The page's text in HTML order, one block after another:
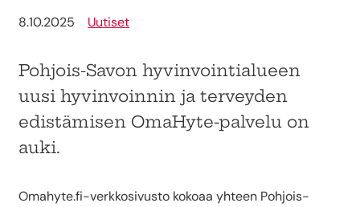
8.10.2025 Uutiset
Pohjois-Savon hyvinvointialueen
uusi hyvinvoinnin ja terveyden
edistämisen OmaHyte-palvelu on
auki.
Omahyte.fi-verkkosivusto kokoaa yhteen Pohjois-